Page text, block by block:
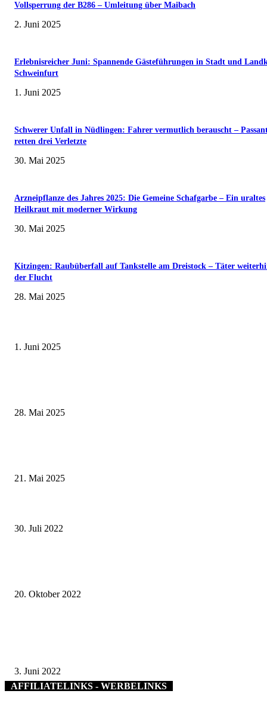
Vollsperrung der B286 – Umleitung über Maibach
2. Juni 2025
Erlebnisreicher Juni: Spannende Gästeführungen in Stadt und
Schweinfurt
1. Juni 2025
Schwerer Unfall in Nüdlingen: Fahrer vermutlich berauscht –
retten drei Verletzte
30. Mai 2025
Arzneipflanze des Jahres 2025: Die Gemeine Schafgarbe – Ein uraltes
Heilkraut mit moderner Wirkung
30. Mai 2025
Kitzingen: Raubüberfall auf Tankstelle am Dreistock – Täter
der Flucht
28. Mai 2025
1. Juni 2025
28. Mai 2025
21. Mai 2025
30. Juli 2022
20. Oktober 2022
3. Juni 2022
AFFILIATELINKS - WERBELINKS